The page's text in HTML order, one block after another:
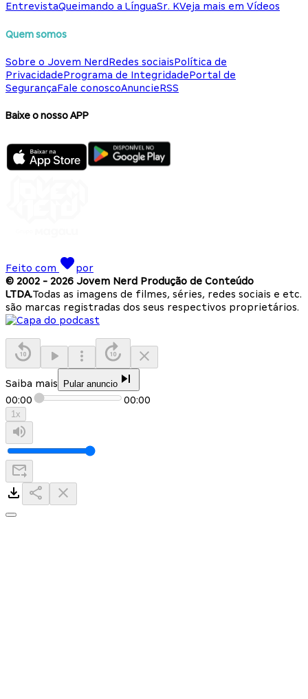
EntrevistaQueimando a LínguaSr. KVeja mais em Vídeos
Quem somos
Sobre o Jovem NerdRedes sociaisPolítica de
PrivacidadePrograma de IntegridadePortal de
SegurançaFale conoscoAnuncieRSS
Baixe o nosso APP
Feito com
por
© 2002 - 2026 Jovem Nerd Produção de Conteúdo
LTDA.Todas as imagens de filmes, séries, redes sociais e etc.
são marcas registradas dos seus respectivos proprietários.
Saiba mais Pular anuncio
00:00 00:00
1x